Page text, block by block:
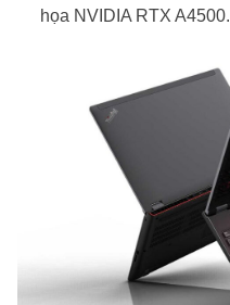
họa NVIDIA RTX A4500.